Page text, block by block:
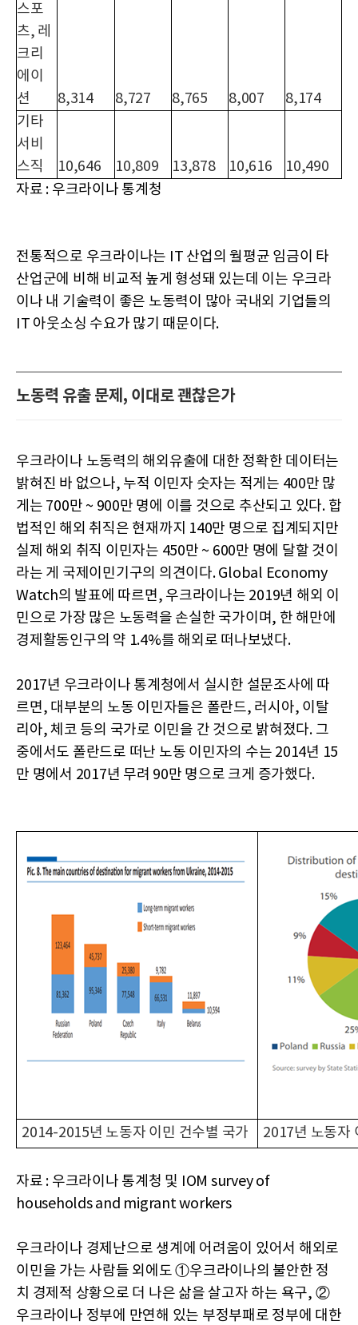
스포
츠, 레
크리
에이
션
8,314 8,727 8,765 8,007
8,174
기타
서비
스직
10,646 10,809 13,878 10,616
10,490
자료 : 우크라이나 통계청
전통적으로 우크라이나는 IT 산업의 월평균 임금이 타
산업군에 비해 비교적 높게 형성돼 있는데 이는 우크라
이나 내 기술력이 좋은 노동력이 많아 국내외 기업들의
IT 아웃소싱 수요가 많기 때문이다.
노동력 유출 문제, 이대로 괜찮은가
우크라이나 노동력의 해외유출에 대한 정확한 데이터는
밝혀진 바 없으나, 누적 이민자 숫자는 적게는 400만 많
게는 700만 ~ 900만 명에 이를 것으로 추산되고 있다. 합
법적인 해외 취직은 현재까지 140만 명으로 집계되지만
실제 해외 취직 이민자는 450만 ~ 600만 명에 달할 것이
라는 게 국제이민기구의 의견이다. Global Economy
Watch의 발표에 따르면, 우크라이나는 2019년 해외 이
민으로 가장 많은 노동력을 손실한 국가이며, 한 해만에
경제활동인구의 약 1.4%를 해외로 떠나보냈다.
2017년 우크라이나 통계청에서 실시한 설문조사에 따
르면, 대부분의 노동 이민자들은 폴란드, 러시아, 이탈
리아, 체코 등의 국가로 이민을 간 것으로 밝혀졌다. 그
중에서도 폴란드로 떠난 노동 이민자의 수는 2014년 15
만 명에서 2017년 무려 90만 명으로 크게 증가했다.
2014-2015년 노동자 이민 건수별 국가 2017년 노동자
자료 : 우크라이나 통계청 및 IOM survey of
households and migrant workers
우크라이나 경제난으로 생계에 어려움이 있어서 해외로
이민을 가는 사람들 외에도 ①우크라이나의 불안한 정
치 경제적 상황으로 더 나은 삶을 살고자 하는 욕구, ②
우크라이나 정부에 만연해 있는 부정부패로 정부에 대한